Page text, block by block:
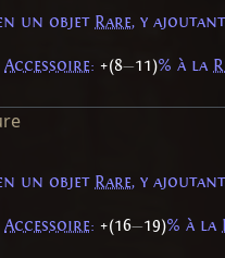
un objet Rare, y
Accessoire: +(8—11)% à la
un objet Rare, y
Accessoire: +(16—19)% à la